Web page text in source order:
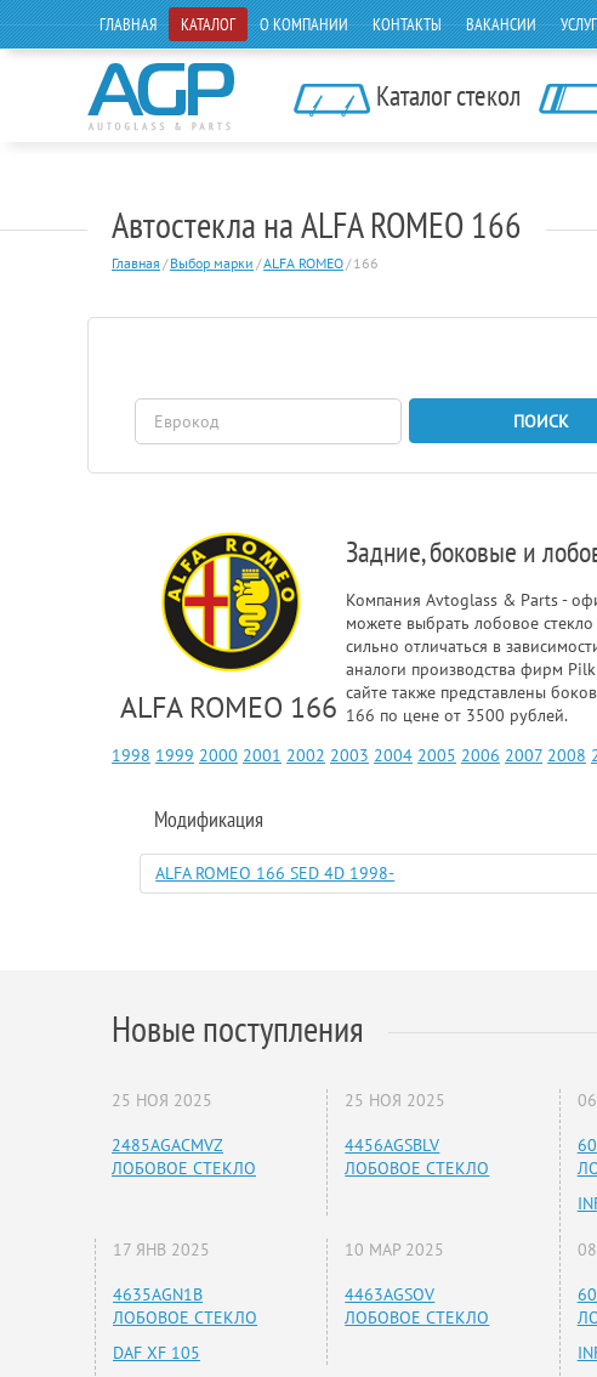
ГЛАВНАЯ КАТАЛОГ О КОМПАНИИ КОНТАКТЫ ВАКАНСИИ
Каталог стекол
Автостекла на ALFA ROMEO 166
Главная / Выбор марки /ALFA ROMEO/ 166
ПОИСК
ALFA ROMEO 166
Задние, боковые и
Компания Avtoglass & Parts -
можете выбрать лобовое
сильно отличаться в
аналоги производства фирм
сайте также представлены
166 по цене от 3500 рублей.
1998 1999 2000 2001 2002 2003 2004 2005 2006 2007 2008
Модификация
ALFA ROMEO 166 SED 4D 1998-
Новые поступления
25 НОЯ 2025
2485AGACMVZ
ЛОБОВОЕ СТЕКЛО
25 НОЯ 2025
4456AGSBLV
ЛОБОВОЕ СТЕКЛО
17 ЯНВ 2025
4635AGN1B
ЛОБОВОЕ СТЕКЛО
DAF XF 105
10 МАР 2025
4463AGSOV
ЛОБОВОЕ СТЕКЛО